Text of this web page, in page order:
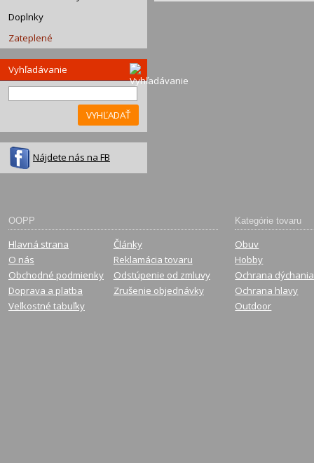
Doplnky
Zateplené
Vyhľadávanie
VYHĽADAŤ
Nájdete nás na FB
OOPP
Hlavná strana
O nás
Obchodné podmienky
Doprava a platba
Veľkostné tabuľky
Články
Reklamácia tovaru
Odstúpenie od zmluvy
Zrušenie objednávky
Kategórie tovaru
Obuv
Hobby
Ochrana dýchania
Ochrana hlavy
Outdoor